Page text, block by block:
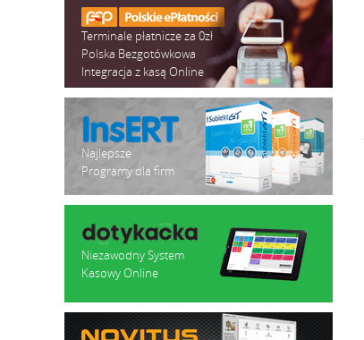
Terminale płatnicze za 0zł
Polska Bezgotówkowa
Integracja z kasą Online
Najlepsze
Programy dla firm
Niezawodny System
Kasowy Online